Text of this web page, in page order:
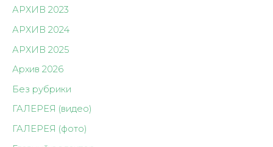
АРХИВ 2023
АРХИВ 2024
АРХИВ 2025
Архив 2026
Без рубрики
ГАЛЕРЕЯ (видео)
ГАЛЕРЕЯ (фото)